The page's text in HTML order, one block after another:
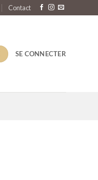
Contact
SE CONNECTER